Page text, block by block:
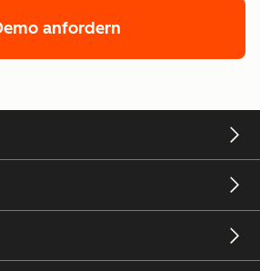
anfordern